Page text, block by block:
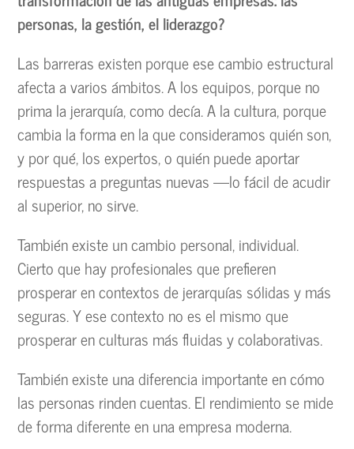
personas, la gestión, el liderazgo?
Las barreras existen porque ese cambio estructural
afecta a varios ámbitos. A los equipos, porque no
prima la jerarquía, como decía. A la cultura, porque
cambia la forma en la que consideramos quién son,
y por qué, los expertos, o quién puede aportar
respuestas a preguntas nuevas —lo fácil de acudir
al superior, no sirve.
También existe un cambio personal, individual.
Cierto que hay profesionales que prefieren
prosperar en contextos de jerarquías sólidas y más
seguras. Y ese contexto no es el mismo que
prosperar en culturas más fluidas y colaborativas.
También existe una diferencia importante en cómo
las personas rinden cuentas. El rendimiento se mide
de forma diferente en una empresa moderna.